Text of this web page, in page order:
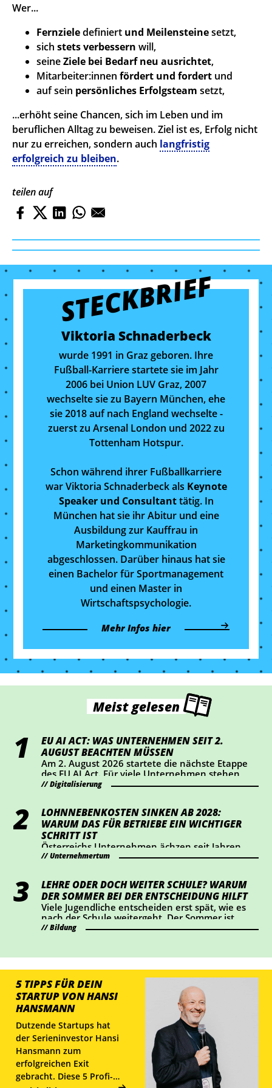
Wer...
Fernzieledefiniert und Meilensteinesetzt,
sich stets verbessern will,
seineZiele bei Bedarf neu ausrichtet,
Mitarbeiter:innen fördert und fordert und
auf sein persönliches Erfolgsteam setzt,
...erhöht seine Chancen, sich im Leben und im
beruflichen Alltag zu beweisen. Ziel ist es, Erfolg nicht
nur zu erreichen, sondern auch langfristig
erfolgreich zu bleiben.
teilen auf
STECKBRIEF
Viktoria Schnaderbeck
wurde 1991 in Graz geboren. Ihre
Fußball-Karriere startete sie im Jahr
2006 bei Union LUV Graz, 2007
wechselte sie zu Bayern München, ehe
sie 2018 auf nach England wechselte -
zuerst zu Arsenal London und 2022 zu
Tottenham Hotspur.
Schon während ihrer Fußballkarriere
war Viktoria Schnaderbeck als Keynote
Speaker und Consultanttätig. In
München hat sie ihr Abitur und eine
Ausbildung zur Kauffrau in
Marketingkommunikation
abgeschlossen. Darüber hinaus hat sie
einen Bachelor für Sportmanagement
und einen Master in
Wirtschaftspsychologie.
Mehr Infos hier
Meist gelesen
EU AI ACT: WAS UNTERNEHMEN SEIT 2.
AUGUST BEACHTEN MÜSSEN
Am 2. August 2026 startete die nächste Etappe
des EU AI Act. Für viele Unternehmen stehen
dabei vor allem Transparenz und Kennzeichnung
sollte jetzt prüfen, ob Handlungsbedarf besteht.
Digitalisierung
LOHNNEBENKOSTEN SINKEN AB 2028:
WARUM DAS FÜR BETRIEBE EIN WICHTIGER
SCHRITT IST
Österreichs Unternehmen ächzen seit Jahren
unter hohen Lohnnebenkosten. Die
bedeutet eine Entlastung von rund 2 Mrd. Euro
für Österreichs Betriebe. Wir haben
nachgerechnet, wie sich das konkret auswirkt.
Unternehmertum
LEHRE ODER DOCH WEITER SCHULE? WARUM
DER SOMMER BEI DER ENTSCHEIDUNG HILFT
Viele Jugendliche entscheiden erst spät, wie es
nach der Schule weitergeht. Der Sommer ist
ideal, um Lehrberufe auszuprobieren und Fragen
Bildung
5 TIPPS FÜR DEIN
STARTUP VON HANSI
HANSMANN
Dutzende Startups hat
der Serieninvestor Hansi
Hansmann zum
erfolgreichen Exit
gebracht. Diese 5 Profi-